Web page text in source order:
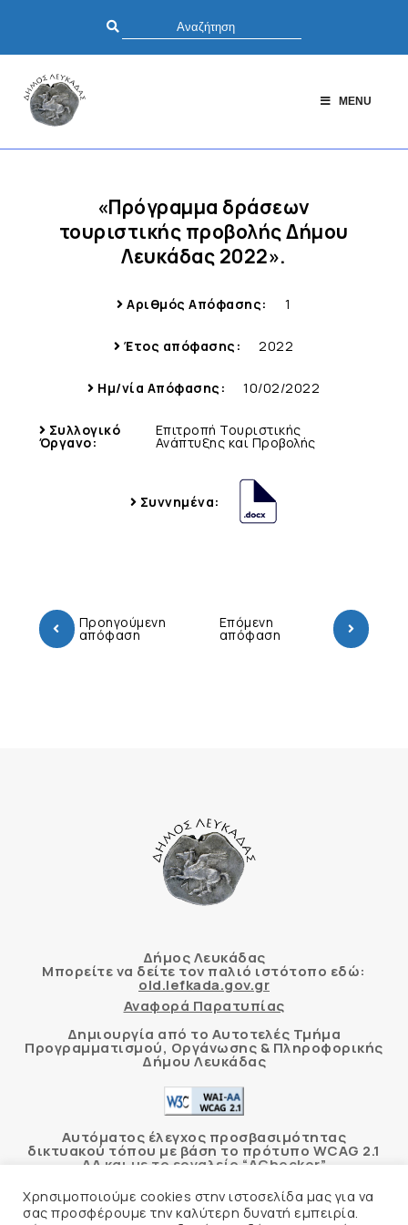
MENU
«Πρόγραμμα δράσεων
τουριστικής προβολής Δήμου
Λευκάδας 2022».
Αριθμός Απόφασης: 1
Έτος απόφασης: 2022
Ημ/νία Απόφασης: 10/02/2022
Συλλογικό
Όργανο:
Επιτροπή Τουριστικής
Ανάπτυξης και Προβολής
Συννημένα:
Προηγούμενη
απόφαση
Επόμενη
απόφαση
Δήμος Λευκάδας
Μπορείτε να δείτε τον παλιό ιστότοπο εδώ:
old.lefkada.gov.gr
Αναφορά Παρατυπίας
Δημιουργία από το Αυτοτελές Τμήμα
Προγραμματισμού, Οργάνωσης & Πληροφορικής
Δήμου Λευκάδας
Αυτόματος έλεγχος προσβασιμότητας
δικτυακού τόπου με βάση το πρότυπο WCAG 2.1
AA και με το εργαλείο “AChecker”
Δήλωση Προσβασιμότητας
Χρησιμοποιούμε cookies στην ιστοσελίδα μας για να
σας προσφέρουμε την καλύτερη δυνατή εμπειρία.